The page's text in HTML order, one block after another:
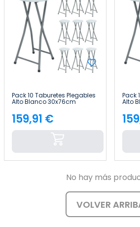
Pack 10 Taburetes Plegables
Alto Blanco 30x76cm
Precio
159,91 €
Pack
Alto
No hay más
VOLVER